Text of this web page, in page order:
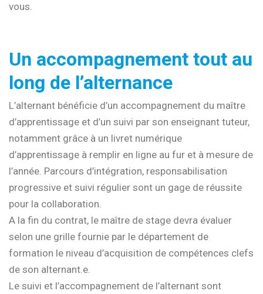
vous.
Un accompagnement tout au
long de l’alternance
L’alternant bénéficie d’un accompagnement du maître
d’apprentissage et d’un suivi par son enseignant tuteur,
notamment grâce à un livret numérique
d’apprentissage à remplir en ligne au fur et à mesure de
l’année. Parcours d’intégration, responsabilisation
progressive et suivi régulier sont un gage de réussite
pour la collaboration.
A la fin du contrat, le maître de stage devra évaluer
selon une grille fournie par le département de
formation le niveau d’acquisition de compétences clefs
de son alternant.e.
Le suivi et l’accompagnement de l’alternant sont